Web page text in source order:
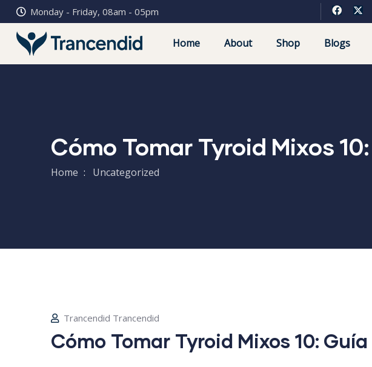
Monday - Friday, 08am - 05pm
Home About Shop Blogs
Cómo Tomar Tyroid Mixos
Home Uncategorized
Trancendid Trancendid
Cómo Tomar Tyroid Mixos 10: